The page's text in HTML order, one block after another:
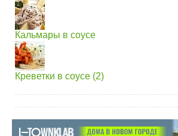
Кальмары в соусе
Креветки в соусе (2)